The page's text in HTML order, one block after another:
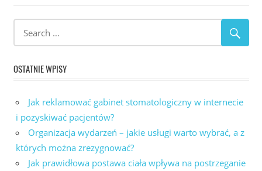
OSTATNIE WPISY
Jak reklamować gabinet stomatologiczny w internecie
i pozyskiwać pacjentów?
Organizacja wydarzeń – jakie usługi warto wybrać, a z
których można zrezygnować?
Jak prawidłowa postawa ciała wpływa na postrzeganie